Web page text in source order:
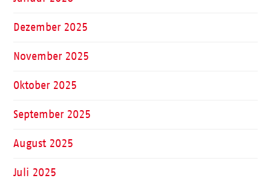
Dezember 2025
November 2025
Oktober 2025
September 2025
August 2025
Juli 2025